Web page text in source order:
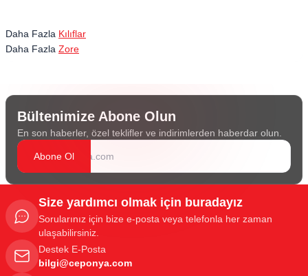
Daha Fazla Kılıflar
Daha Fazla Zore
Bültenimize Abone Olun
En son haberler, özel teklifler ve indirimlerden haberdar olun.
Abone Ol
Size yardımcı olmak için buradayız
Sorularınız için bize e-posta veya telefonla her zaman
ulaşabilirsiniz.
Destek E-Posta
bilgi@ceponya.com